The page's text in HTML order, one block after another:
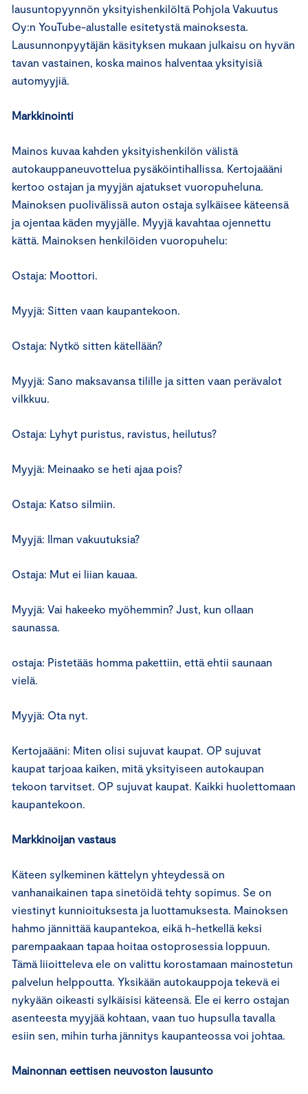
lausuntopyynnön yksityishenkilöltä Pohjola Vakuutus
Oy:n YouTube-alustalle esitetystä mainoksesta.
Lausunnonpyytäjän käsityksen mukaan julkaisu on hyvän
tavan vastainen, koska mainos halventaa yksityisiä
automyyjiä.
Markkinointi
Mainos kuvaa kahden yksityishenkilön välistä
autokauppaneuvottelua pysäköintihallissa. Kertojaääni
kertoo ostajan ja myyjän ajatukset vuoropuheluna.
Mainoksen puolivälissä auton ostaja sylkäisee käteensä
ja ojentaa käden myyjälle. Myyjä kavahtaa ojennettu
kättä. Mainoksen henkilöiden vuoropuhelu:
Ostaja: Moottori.
Myyjä: Sitten vaan kaupantekoon.
Ostaja: Nytkö sitten kätellään?
Myyjä: Sano maksavansa tilille ja sitten vaan perävalot
vilkkuu.
Ostaja: Lyhyt puristus, ravistus, heilutus?
Myyjä: Meinaako se heti ajaa pois?
Ostaja: Katso silmiin.
Myyjä: Ilman vakuutuksia?
Ostaja: Mut ei liian kauaa.
Myyjä: Vai hakeeko myöhemmin? Just, kun ollaan
saunassa.
ostaja: Pistetääs homma pakettiin, että ehtii saunaan
vielä.
Myyjä: Ota nyt.
Kertojaääni: Miten olisi sujuvat kaupat. OP sujuvat
kaupat tarjoaa kaiken, mitä yksityiseen autokaupan
tekoon tarvitset. OP sujuvat kaupat. Kaikki huolettomaan
kaupantekoon.
Markkinoijan vastaus
Käteen sylkeminen kättelyn yhteydessä on
vanhanaikainen tapa sinetöidä tehty sopimus. Se on
viestinyt kunnioituksesta ja luottamuksesta. Mainoksen
hahmo jännittää kaupantekoa, eikä h-hetkellä keksi
parempaakaan tapaa hoitaa ostoprosessia loppuun.
Tämä liioitteleva ele on valittu korostamaan mainostetun
palvelun helppoutta. Yksikään autokauppoja tekevä ei
nykyään oikeasti sylkäisisi käteensä. Ele ei kerro ostajan
asenteesta myyjää kohtaan, vaan tuo hupsulla tavalla
esiin sen, mihin turha jännitys kaupanteossa voi johtaa.
Mainonnan eettisen neuvoston lausunto